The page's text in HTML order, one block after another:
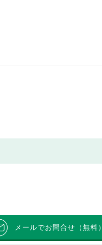
メールでお問合せ（無料）